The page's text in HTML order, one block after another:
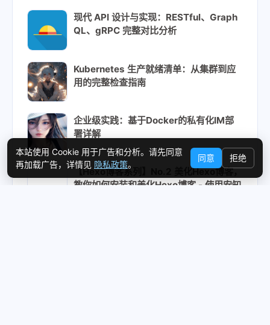
现代 API 设计与实现：RESTful、Graph
QL、gRPC 完整对比分析
Kubernetes 生产就绪清单：从集群到应
用的完整检查指南
企业级实践：基于Docker的私有化IM部
署详解
【Hexo博客系列】No.2 美化Hexo博客，
教你如何安装和美化Hexo博客 - 使用安知
本站使用 Cookie 用于广告和分析。请先同意
再加载广告，详情见 隐私政策。
同意 拒绝